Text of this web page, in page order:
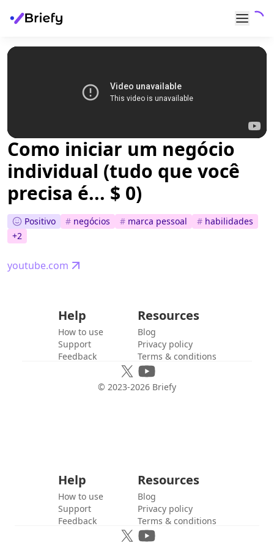
Como iniciar um negócio
individual (tudo que você
precisa é... $ 0)
Positivo # negócios # marca pessoal # habilidades
+2
youtube.com
Help
How to use
Support
Feedback
Resources
Blog
Privacy policy
Terms & conditions
© 2023-2026 Briefy
Help
How to use
Support
Feedback
Resources
Blog
Privacy policy
Terms & conditions